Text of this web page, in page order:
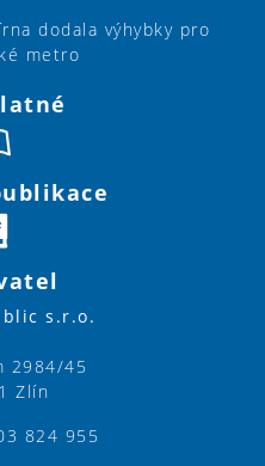
dodala výhybky pro
metro
s.r.o.
2984/45
Zlín
824 955